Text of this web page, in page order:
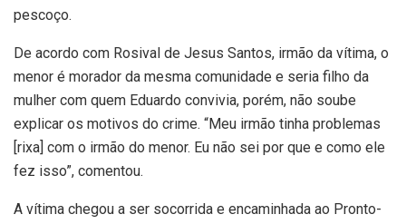
pescoço.
De acordo com Rosival de Jesus Santos, irmão da vítima, o
menor é morador da mesma comunidade e seria filho da
mulher com quem Eduardo convivia, porém, não soube
explicar os motivos do crime. “Meu irmão tinha problemas
[rixa] com o irmão do menor. Eu não sei por que e como ele
fez isso”, comentou.
A vítima chegou a ser socorrida e encaminhada ao Pronto-